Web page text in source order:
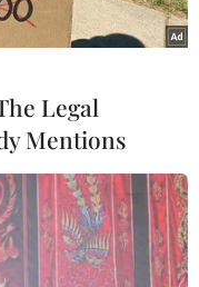
Legal
Mentions